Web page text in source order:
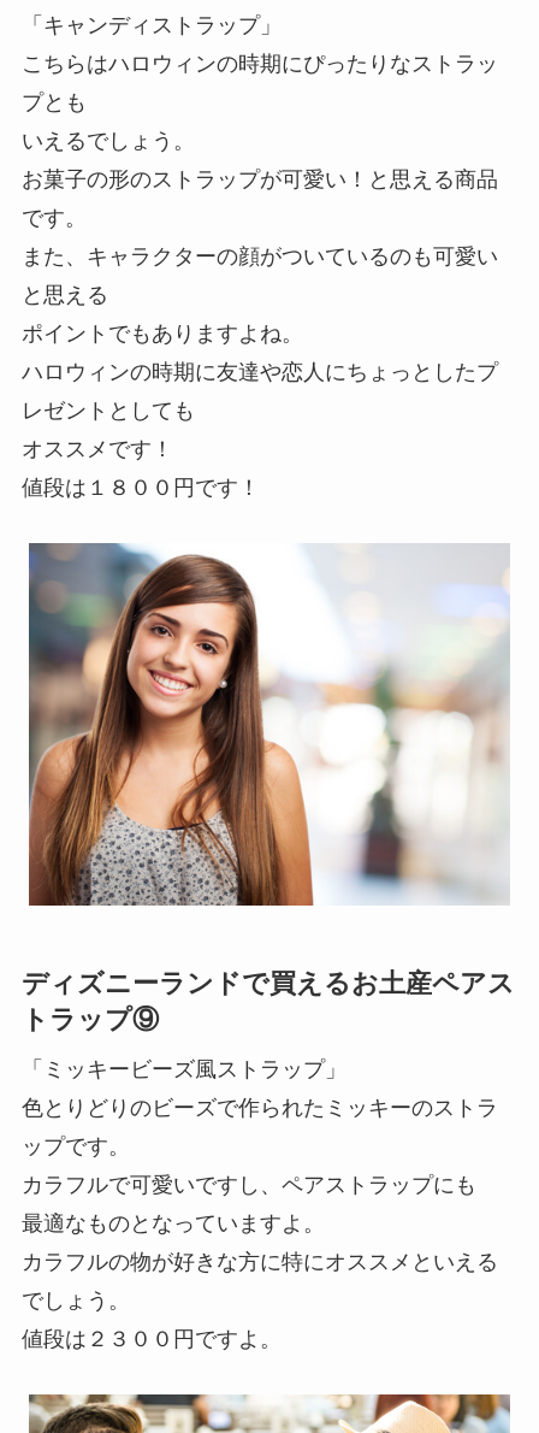
「キャンディストラップ」
こちらはハロウィンの時期にぴったりなストラッ
プとも
いえるでしょう。
お菓子の形のストラップが可愛い！と思える商品
です。
また、キャラクターの顔がついているのも可愛い
と思える
ポイントでもありますよね。
ハロウィンの時期に友達や恋人にちょっとしたプ
レゼントとしても
オススメです！
値段は１８００円です！
ディズニーランドで買えるお土産ペアス
トラップ⑨
「ミッキービーズ風ストラップ」
色とりどりのビーズで作られたミッキーのストラ
ップです。
カラフルで可愛いですし、ペアストラップにも
最適なものとなっていますよ。
カラフルの物が好きな方に特にオススメといえる
でしょう。
値段は２３００円ですよ。